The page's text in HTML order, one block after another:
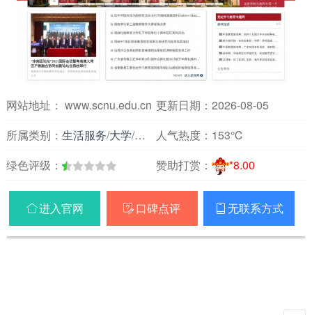
网站地址： www.scnu.edu.cn 更新日期：2026-08-05
所属类别： 生活服务/大学/广东 人气热度： 153℃
绿色评级：
赞助打赏： *8.00
进入官网  口碑点评  无联系方式